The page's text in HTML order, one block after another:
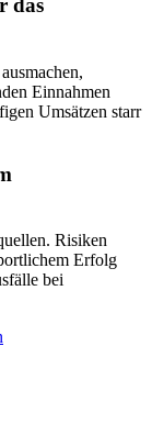
das
Einnahmen
Umsätzen starr
Risiken
Erfolg
bei